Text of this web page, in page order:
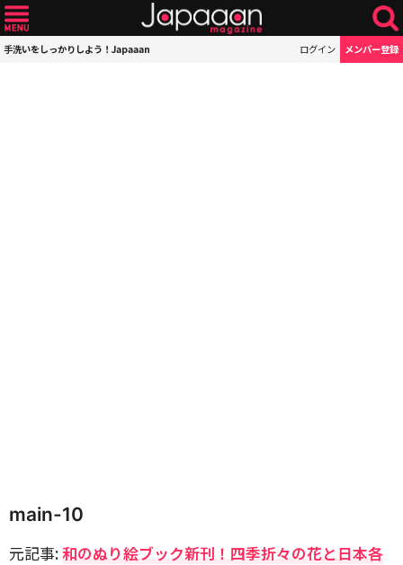
手洗いをしっかりしよう！Japaaan ログイン メンバー登録
main-10
元記事:和のぬり絵ブック新刊！四季折々の花と日本各